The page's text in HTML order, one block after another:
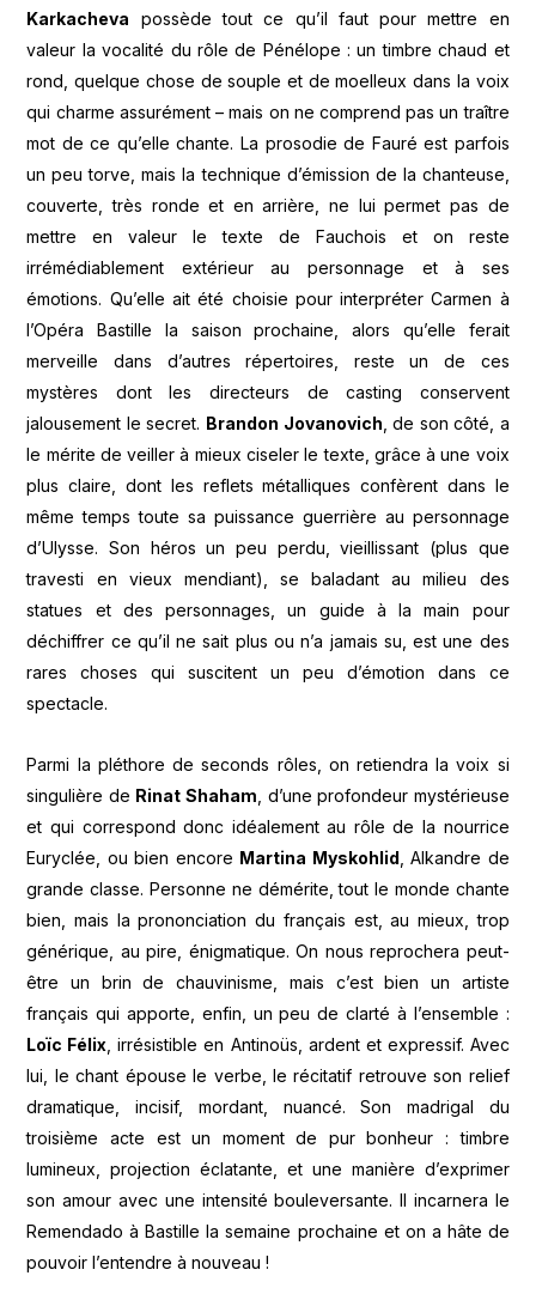
Karkacheva possède tout ce qu’il faut pour mettre en
valeur la vocalité du rôle de Pénélope : un timbre chaud et
rond, quelque chose de souple et de moelleux dans la voix
qui charme assurément – mais on ne comprend pas un traître
mot de ce qu’elle chante. La prosodie de Fauré est parfois
un peu torve, mais la technique d’émission de la chanteuse,
couverte, très ronde et en arrière, ne lui permet pas de
mettre en valeur le texte de Fauchois et on reste
irrémédiablement extérieur au personnage et à ses
émotions. Qu’elle ait été choisie pour interpréter Carmen à
l’Opéra Bastille la saison prochaine, alors qu’elle ferait
merveille dans d’autres répertoires, reste un de ces
mystères dont les directeurs de casting conservent
jalousement le secret. Brandon Jovanovich, de son côté, a
le mérite de veiller à mieux ciseler le texte, grâce à une voix
plus claire, dont les reflets métalliques confèrent dans le
même temps toute sa puissance guerrière au personnage
d’Ulysse. Son héros un peu perdu, vieillissant (plus que
travesti en vieux mendiant), se baladant au milieu des
statues et des personnages, un guide à la main pour
déchiffrer ce qu’il ne sait plus ou n’a jamais su, est une des
rares choses qui suscitent un peu d’émotion dans ce
spectacle.
Parmi la pléthore de seconds rôles, on retiendra la voix si
singulière de Rinat Shaham , d’une profondeur mystérieuse
et qui correspond donc idéalement au rôle de la nourrice
Euryclée, ou bien encore Martina Myskohlid , Alkandre de
grande classe. Personne ne démérite, tout le monde chante
bien, mais la prononciation du français est, au mieux, trop
générique, au pire, énigmatique. On nous reprochera peut-
être un brin de chauvinisme, mais c’est bien un artiste
français qui apporte, enfin, un peu de clarté à l’ensemble :
Loïc Félix , irrésistible en Antinoüs, ardent et expressif. Avec
lui, le chant épouse le verbe, le récitatif retrouve son relief
dramatique, incisif, mordant, nuancé. Son madrigal du
troisième acte est un moment de pur bonheur : timbre
lumineux, projection éclatante, et une manière d’exprimer
son amour avec une intensité bouleversante. Il incarnera le
Remendado à Bastille la semaine prochaine et on a hâte de
pouvoir l’entendre à nouveau !